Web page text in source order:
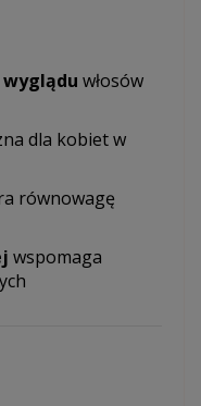
włosów
dla kobiet w
równowagę
wspomaga